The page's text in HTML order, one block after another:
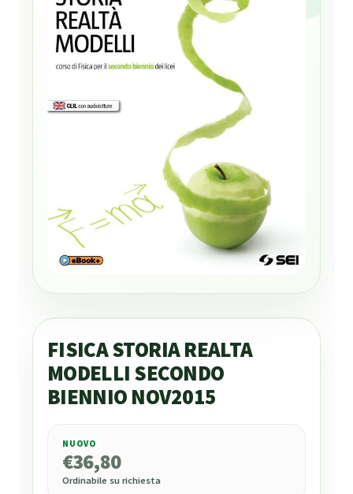
FISICA STORIA REALTA
MODELLI SECONDO
BIENNIO NOV2015
36,80
NUOVO
€36,80
Ordinabile su richiesta